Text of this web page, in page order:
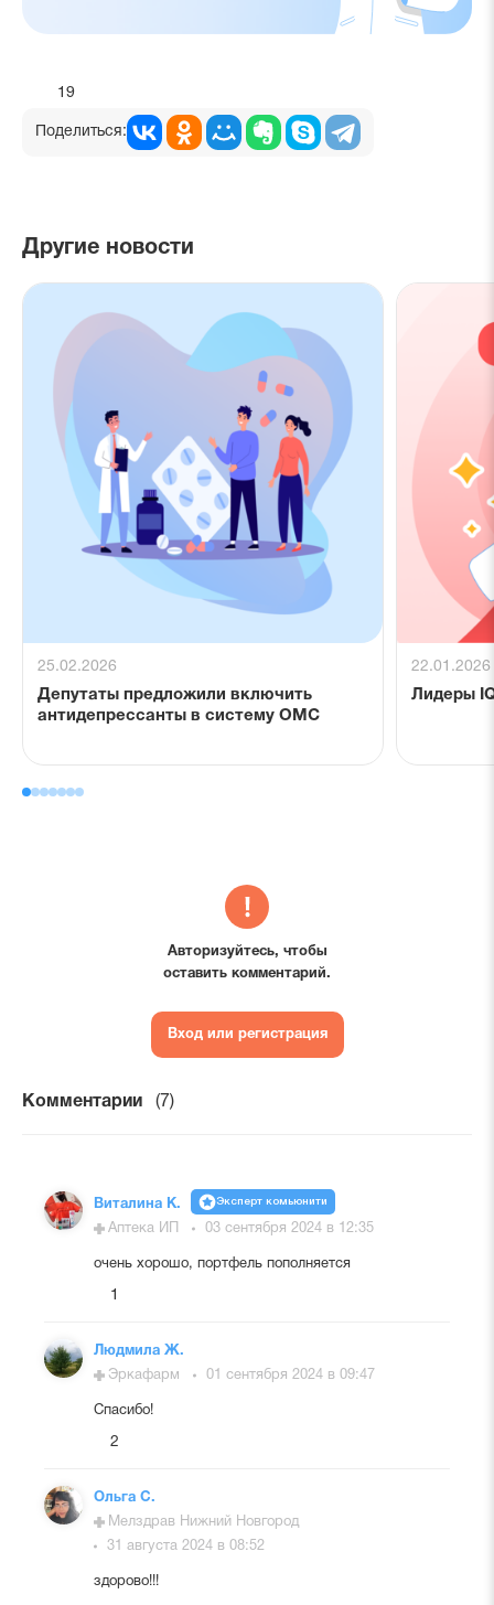
19
Поделиться:
Другие новости
25.02.2026
Депутаты предложили включить
антидепрессанты в систему ОМС
22.01.2026
Лидеры
Авторизуйтесь, чтобы
оставить комментарий.
Вход или регистрация
Комментарии (7)
Виталина К. Эксперт комьюнити
Аптека ИП 03 сентября 2024 в 12:35
очень хорошо, портфель пополняется
1
Людмила Ж.
Эркафарм
01 сентября 2024 в 09:47
Спасибо!
2
Ольга С.
Мелздрав Нижний Новгород
31 августа 2024 в 08:52
здорово!!!